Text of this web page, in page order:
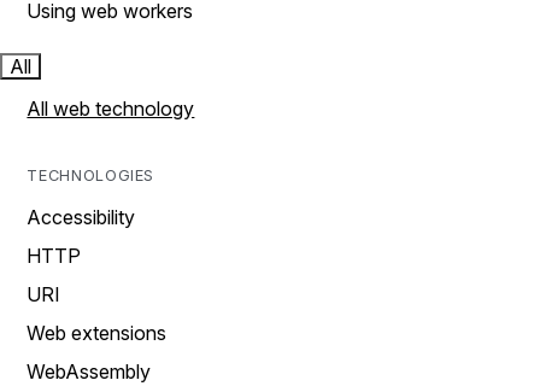
Using web workers
All
All web technology
TECHNOLOGIES
Accessibility
HTTP
URI
Web extensions
WebAssembly